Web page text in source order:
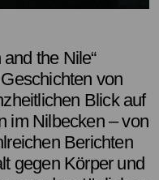
the Nile“
von
Blick auf
im Nilbecken – von
Berichten
gegen Körper und